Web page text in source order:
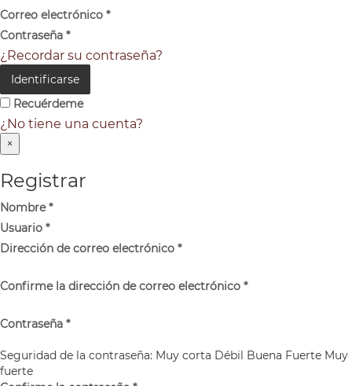
Correo electrónico *
Contraseña *
¿Recordar su contraseña?
Identificarse
Recuérdeme
¿No tiene una cuenta?
×
Registrar
Nombre*
Usuario *
Dirección de correo electrónico *
Confirme la dirección de correo electrónico *
Contraseña *
Seguridad de la contraseña: Muy corta Débil Buena Fuerte Muy
fuerte